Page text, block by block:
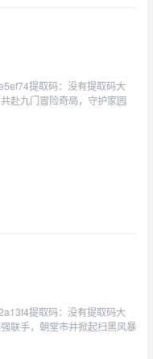
提取码：没有提取码大
赴九门冒险奇局，守护家园
提取码：没有提取码大
联手，朝堂市井掀起扫黑风暴